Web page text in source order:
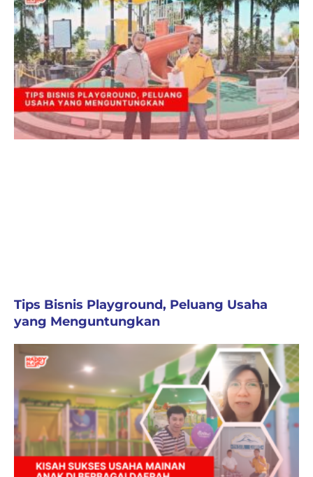
Tips Bisnis Playground, Peluang Usaha
yang Menguntungkan